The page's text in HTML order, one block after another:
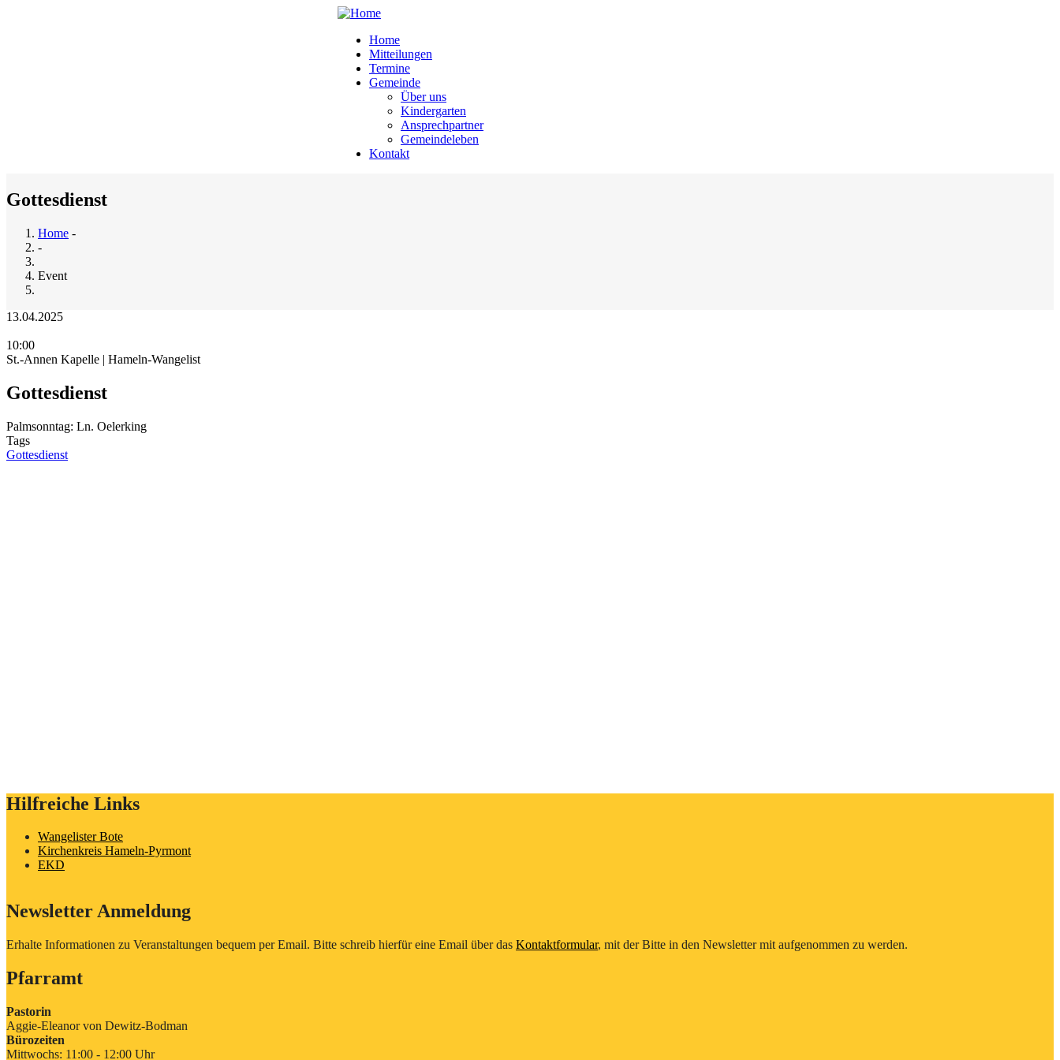
Main
navigation
Home
Mitteilungen
Termine
Gemeinde
Über uns
Kindergarten
Ansprechpartner
Gemeindeleben
Kontakt
Gottesdienst
Breadcrumb
Home -
-
Event
13.04.2025
10:00
St.-Annen Kapelle | Hameln-Wangelist
Gottesdienst
Palmsonntag: Ln. Oelerking
Tags
Gottesdienst
Hilfreiche Links
Wangelister Bote
Kirchenkreis Hameln-Pyrmont
EKD
Newsletter Anmeldung
Erhalte Informationen zu Veranstaltungen bequem per Email. Bitte schreib hierfür eine Email über das Kontaktformular, mit der Bitte in den Newsletter mit aufgenommen zu werden.
Pfarramt
Pastorin
Aggie-Eleanor von Dewitz-Bodman
Bürozeiten
Mittwochs: 11:00 - 12:00 Uhr